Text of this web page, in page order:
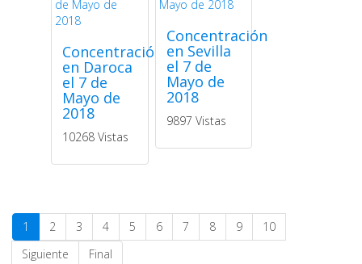
Concentración
en Daroca
el 7 de
Mayo de
2018
10268 Vistas
Concentración
en Sevilla
el 7 de
Mayo de
2018
9897 Vistas
1 2 3 4 5 6 7 8 9
10
Siguiente
Final